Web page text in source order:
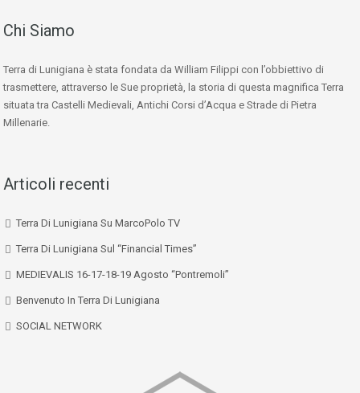
Chi Siamo
Terra di Lunigiana è stata fondata da William Filippi con l’obbiettivo di
trasmettere, attraverso le Sue proprietà, la storia di questa magnifica Terra
situata tra Castelli Medievali, Antichi Corsi d’Acqua e Strade di Pietra
Millenarie.
Articoli recenti
Terra Di Lunigiana Su MarcoPolo TV
Terra Di Lunigiana Sul “Financial Times”
MEDIEVALIS 16-17-18-19 Agosto “Pontremoli”
Benvenuto In Terra Di Lunigiana
SOCIAL NETWORK